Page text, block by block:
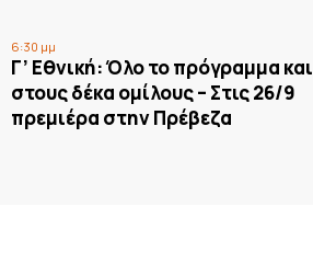
6:30 μμ
Γ’ Εθνική: Όλο το πρόγραμμα και
στους δέκα ομίλους – Στις 26/9
πρεμιέρα στην Πρέβεζα